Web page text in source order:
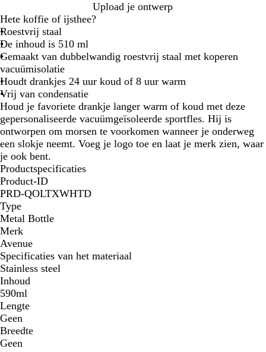
i
l
v
e
r
g
a
a
l
z
w
a
r
t
i
t
l
a
u
w
Upload je ontwerp
Hete koffie of ijsthee?
Roestvrij staal
De inhoud is 510 ml
Gemaakt van dubbelwandig roestvrij staal met koperen
vacuümisolatie
Houdt drankjes 24 uur koud of 8 uur warm
Vrij van condensatie
Houd je favoriete drankje langer warm of koud met deze
gepersonaliseerde vacuümgeïsoleerde sportfles. Hij is
ontworpen om morsen te voorkomen wanneer je onderweg
een slokje neemt. Voeg je logo toe en laat je merk zien, waar
je ook bent.
Productspecificaties
Product-ID
PRD-QOLTXWHTD
Type
Metal Bottle
Merk
Avenue
Specificaties van het materiaal
Stainless steel
Inhoud
590ml
Lengte
Geen
Breedte
Geen